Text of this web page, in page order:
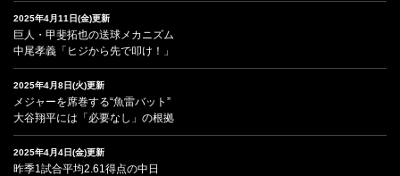
2025年4月11日(金)更新
巨人・甲斐拓也の送球メカニズム
中尾孝義「ヒジから先で叩け！」
2025年4月8日(火)更新
メジャーを席巻する“魚雷バット”
大谷翔平には「必要なし」の根拠
2025年4月4日(金)更新
昨季1試合平均2.61得点の中日